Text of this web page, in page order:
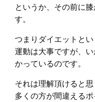
というか、その前に
す。
つまりダイエットとい
運動は大事ですが、
かっているのです。
それは理解頂けると思
多くの方が間違える